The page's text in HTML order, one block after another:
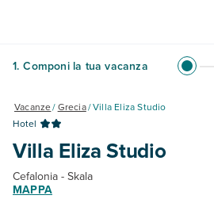
1. Componi la tua vacanza
Vacanze/Grecia/Villa Eliza Studio
Hotel
Villa Eliza Studio
Cefalonia - Skala
MAPPA